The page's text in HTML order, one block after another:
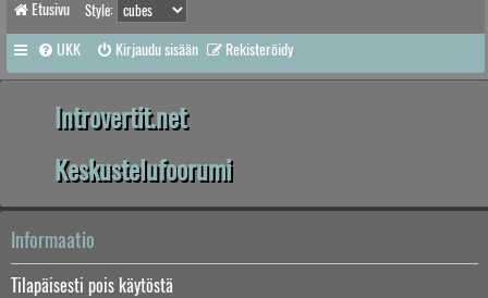
Etusivu Style:
UKK Kirjaudu sisään Rekisteröidy
Introvertit.net
Keskustelufoorumi
Informaatio
Tilapäisesti pois käytöstä